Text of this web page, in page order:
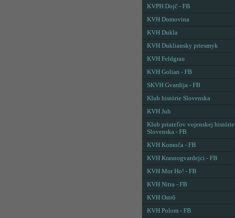
KVPH Dojč - FB
KVH Domovina
KVH Dukla
KVH Dukliansky priesmyk
KVH Feldgrau
KVH Golian - FB
SKVH Gvardija - FB
Klub histórie Slovenska
KVH Juh
Klub priateľov vojenskej histórie
Slovenska - FB
KVH Komoča - FB
KVH Krasnogvardejci - FB
KVH Mor Ho! - FB
KVH Nitra - FB
KVH Ostrô
KVH Polom - FB